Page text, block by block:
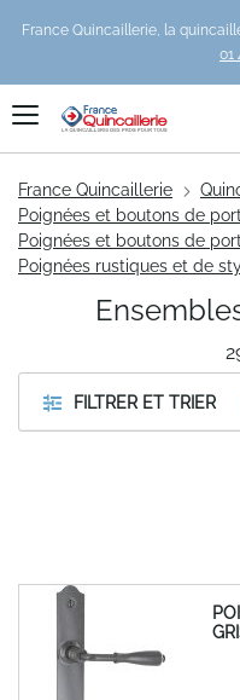
France Quincaillerie, la
01
France Quincaillerie
Poignées et boutons de
Poignées et boutons de
Poignées rustiques et de
FILTRER ET TRIER